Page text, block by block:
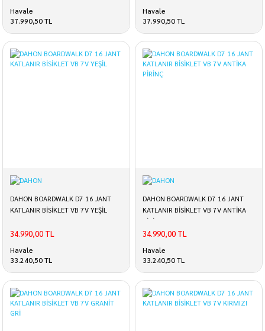
Havale
37.990,50 TL
Havale
37.990,50 TL
DAHON BOARDWALK D7 16 JANT
KATLANIR BİSİKLET VB 7V YEŞİL
34.990,00 TL
Havale
33.240,50 TL
DAHON BOARDWALK D7 16 JANT
KATLANIR BİSİKLET VB 7V ANTİKA
PİRİNÇ
34.990,00 TL
Havale
33.240,50 TL